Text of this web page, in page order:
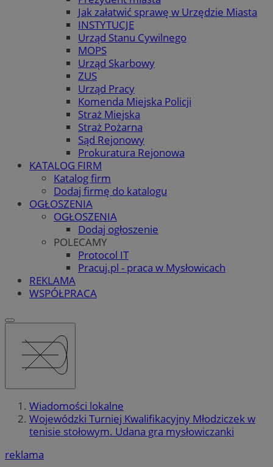
Jak załatwić sprawę w Urzędzie Miasta
INSTYTUCJE
Urząd Stanu Cywilnego
MOPS
Urząd Skarbowy
ZUS
Urząd Pracy
Komenda Miejska Policji
Straż Miejska
Straż Pożarna
Sąd Rejonowy
Prokuratura Rejonowa
KATALOG FIRM
Katalog firm
Dodaj firmę do katalogu
OGŁOSZENIA
OGŁOSZENIA
Dodaj ogłoszenie
POLECAMY
Protocol IT
Pracuj.pl - praca w Mysłowicach
REKLAMA
WSPÓŁPRACA
Wiadomości lokalne
Wojewódzki Turniej Kwalifikacyjny Młodziczek w
tenisie stołowym. Udana gra mysłowiczanki
reklama